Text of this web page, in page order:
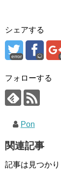
シェアする
error
フォローする
Pon
関連記事
記事は見つかり